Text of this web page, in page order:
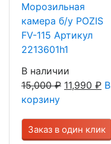
Морозильная
камера б/у POZIS
FV-115 Артикул
2213601h1
В наличии
15,000₽ 11,990 ₽ В
корзину
Заказ в один клик